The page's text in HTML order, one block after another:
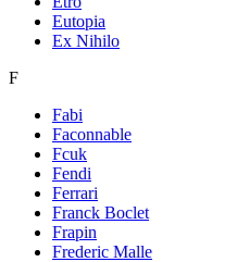
Eutopia
Ex Nihilo
F
Fabi
Faconnable
Fcuk
Fendi
Ferrari
Franck Boclet
Frapin
Frederic Malle